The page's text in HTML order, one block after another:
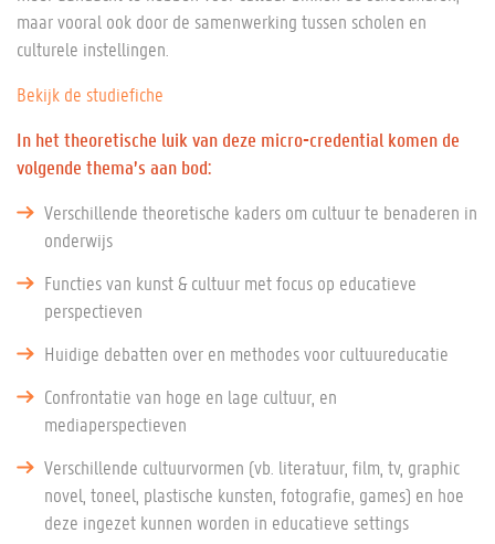
maar vooral ook door de samenwerking tussen scholen en
culturele instellingen.
Bekijk de studiefiche
In het theoretische luik van deze micro-credential komen de
volgende thema’s aan bod:
Verschillende theoretische kaders om cultuur te benaderen in
onderwijs
Functies van kunst & cultuur met focus op educatieve
perspectieven
Huidige debatten over en methodes voor cultuureducatie
Confrontatie van hoge en lage cultuur, en
mediaperspectieven
Verschillende cultuurvormen (vb. literatuur, film, tv, graphic
novel, toneel, plastische kunsten, fotografie, games) en hoe
deze ingezet kunnen worden in educatieve settings